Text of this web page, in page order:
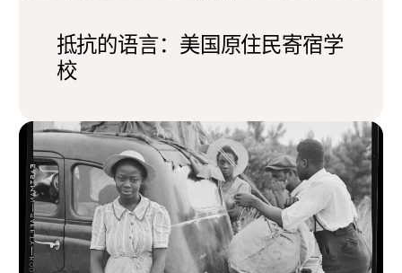
抵抗的语言：美国原住民寄宿学
校